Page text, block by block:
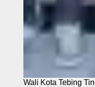
Wali Kota Tebing